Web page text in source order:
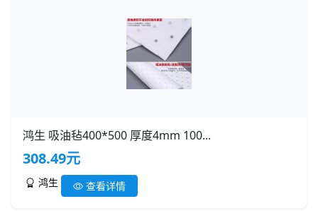
鸿生 吸油毡400*500 厚度4mm 100...
308.49元
鸿生 查看详情